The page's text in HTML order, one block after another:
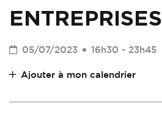
ENTREPRISES
05/07/2023 16h30 - 23h45
Ajouter à mon calendrier